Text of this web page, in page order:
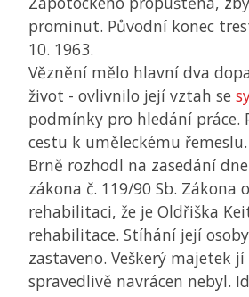
prominut. Původní konec
10. 1963.
Věznění mělo hlavní dva
život - ovlivnilo její vztah se
podmínky pro hledání práce.
cestu k uměleckému
Brně rozhodl na zasedání
zákona č. 119/90 Sb. Zákona
rehabilitaci, že je Oldřiška
rehabilitace. Stíhání její
zastaveno. Veškerý majetek
spravedlivě navrácen nebyl.